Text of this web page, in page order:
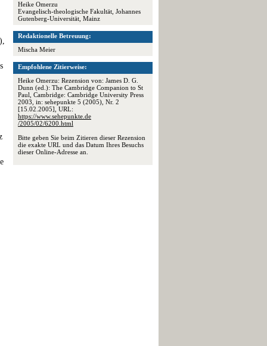
Heike Omerzu
Evangelisch-theologische Fakultät, Johannes
Gutenberg-Universität, Mainz
Redaktionelle Betreuung:
Mischa Meier
Empfohlene Zitierweise:
Heike Omerzu: Rezension von: James D. G.
Dunn (ed.): The Cambridge Companion to St
Paul, Cambridge: Cambridge University Press
2003, in: sehepunkte 5 (2005), Nr. 2
[15.02.2005], URL:
https://www.sehepunkte.de
/2005/02/6200.html
Bitte geben Sie beim Zitieren dieser Rezension
die exakte URL und das Datum Ihres Besuchs
dieser Online-Adresse an.